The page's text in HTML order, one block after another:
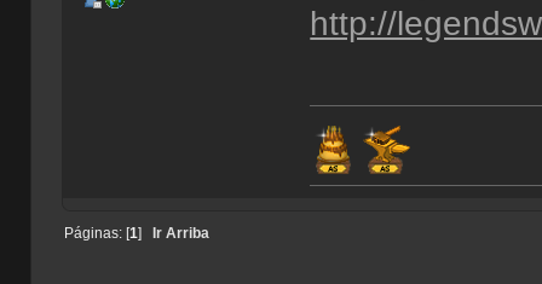
http://
Páginas: [1] Ir Arriba